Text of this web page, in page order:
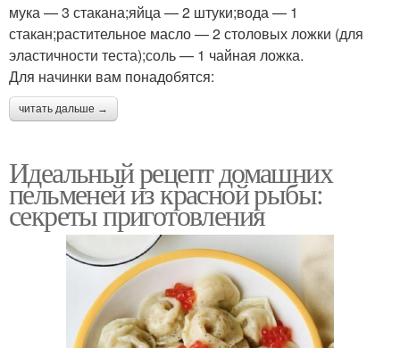
мука — 3 стакана;яйца — 2 штуки;вода — 1
стакан;растительное масло — 2 столовых ложки (для
эластичности теста);соль — 1 чайная ложка.
Для начинки вам понадобятся:
читать дальше →
Идеальный рецепт домашних
пельменей из красной рыбы:
секреты приготовления